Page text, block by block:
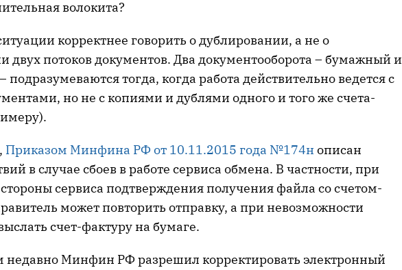
волокита?
корректнее говорить о дублировании, а не о
двух потоков документов. Два документооборота – бумажный и
подразумеваются тогда, когда работа действительно ведется с
но не с копиями и дублями одного и того же счета-
Приказом Минфина РФ от 10.11.2015 года №174н описан
в случае сбоев в работе сервиса обмена. В частности, при
стороны сервиса подтверждения получения файла со счетом-
может повторить отправку, а при невозможности
счет-фактуру на бумаге.
недавно Минфин РФ разрешил корректировать электронный